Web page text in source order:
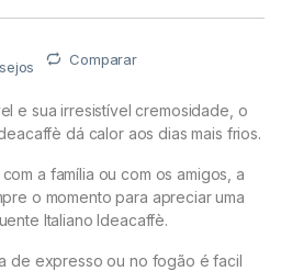
Comparar
e sua irresistível cremosidade, o
dá calor aos dias mais frios.
a família ou com os amigos, a
o momento para apreciar uma
Italiano Ideacaffè.
de expresso ou no fogão é facil